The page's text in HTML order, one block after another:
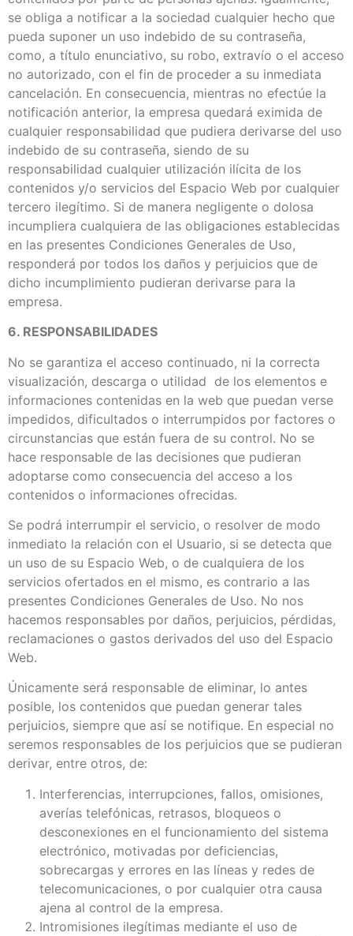
se obliga a notificar a la sociedad cualquier hecho que
pueda suponer un uso indebido de su contraseña,
como, a título enunciativo, su robo, extravío o el acceso
no autorizado, con el fin de proceder a su inmediata
cancelación. En consecuencia, mientras no efectúe la
notificación anterior, la empresa quedará eximida de
cualquier responsabilidad que pudiera derivarse del uso
indebido de su contraseña, siendo de su
responsabilidad cualquier utilización ilícita de los
contenidos y/o servicios del Espacio Web por cualquier
tercero ilegítimo. Si de manera negligente o dolosa
incumpliera cualquiera de las obligaciones establecidas
en las presentes Condiciones Generales de Uso,
responderá por todos los daños y perjuicios que de
dicho incumplimiento pudieran derivarse para la
empresa.
6. RESPONSABILIDADES
No se garantiza el acceso continuado, ni la correcta
visualización, descarga o utilidad de los elementos e
informaciones contenidas en la web que puedan verse
impedidos, dificultados o interrumpidos por factores o
circunstancias que están fuera de su control. No se
hace responsable de las decisiones que pudieran
adoptarse como consecuencia del acceso a los
contenidos o informaciones ofrecidas.
Se podrá interrumpir el servicio, o resolver de modo
inmediato la relación con el Usuario, si se detecta que
un uso de su Espacio Web, o de cualquiera de los
servicios ofertados en el mismo, es contrario a las
presentes Condiciones Generales de Uso. No nos
hacemos responsables por daños, perjuicios, pérdidas,
reclamaciones o gastos derivados del uso del Espacio
Web.
Únicamente será responsable de eliminar, lo antes
posible, los contenidos que puedan generar tales
perjuicios, siempre que así se notifique. En especial no
seremos responsables de los perjuicios que se pudieran
derivar, entre otros, de:
Interferencias, interrupciones, fallos, omisiones,
averías telefónicas, retrasos, bloqueos o
desconexiones en el funcionamiento del sistema
electrónico, motivadas por deficiencias,
sobrecargas y errores en las líneas y redes de
telecomunicaciones, o por cualquier otra causa
ajena al control de la empresa.
Intromisiones ilegítimas mediante el uso de